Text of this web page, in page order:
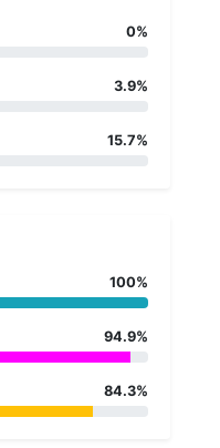
0%
3.9%
15.7%
100%
94.9%
84.3%